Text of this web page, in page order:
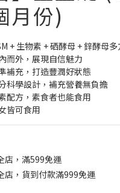
月份)
+ 生物素 + 硒酵母 + 鋅酵母
而外，展現自信魅力
補充，打造豐潤好狀態
科學設計，補充營養無負擔
配方，素食者也能食用
皆可食用
店，滿599免運
店，貨到付款滿999免運